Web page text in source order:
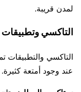
لمدن قريبة.
التاكسي
التاكسي والتطبيقات
عند وجود أمتعة